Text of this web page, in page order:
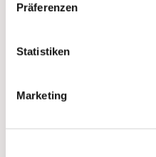
Präferenzen
Statistiken
Marketing
Dies